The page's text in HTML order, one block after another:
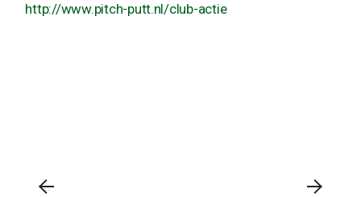
http://www.pitch-putt.nl/club-actie